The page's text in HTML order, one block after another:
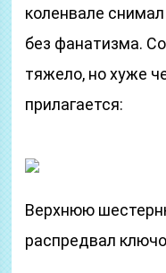
коленвале
без фанатизма.
тяжело, но хуже
прилагается:
Верхнюю
распредвал